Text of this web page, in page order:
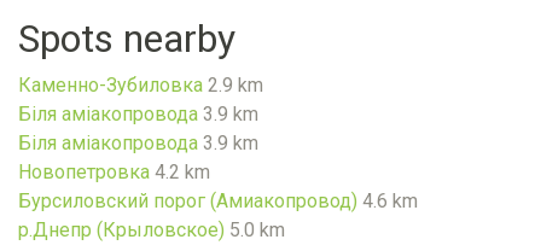
Spots nearby
Каменно-Зубиловка 2.9 km
Біля аміакопровода 3.9 km
Біля аміакопровода 3.9 km
Новопетровкa 4.2 km
Бурсиловский порог (Амиакопровод) 4.6 km
р.Днепр (Крыловское) 5.0 km